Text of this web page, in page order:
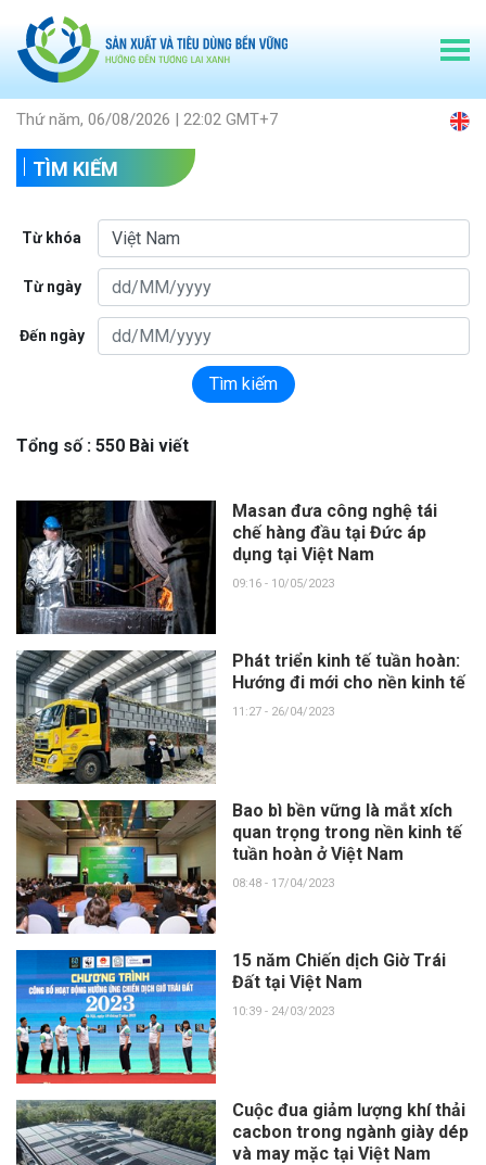
Thứ năm, 06/08/2026 | 22:02 GMT+7
TÌM KIẾM
Từ khóa
Từ ngày
Đến ngày
Tìm kiếm
Tổng số : 550 Bài viết
Masan đưa công nghệ tái
chế hàng đầu tại Đức áp
dụng tại Việt Nam
09:16 - 10/05/2023
Phát triển kinh tế tuần hoàn:
Hướng đi mới cho nền kinh tế
11:27 - 26/04/2023
Bao bì bền vững là mắt xích
quan trọng trong nền kinh tế
tuần hoàn ở Việt Nam
08:48 - 17/04/2023
15 năm Chiến dịch Giờ Trái
Đất tại Việt Nam
10:39 - 24/03/2023
Cuộc đua giảm lượng khí thải
cacbon trong ngành giày dép
và may mặc tại Việt Nam